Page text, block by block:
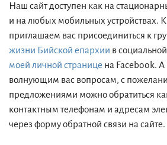
Наш сайт доступен как на
и на любых мобильных устройствах.
приглашаем вас присоединиться к
жизни Бийской епархии в
моей личной странице на Facebook.
волнующим вас вопросам, с
предложениями можно обратиться
контактным телефонам и адресам
через форму обратной связи на сайте.